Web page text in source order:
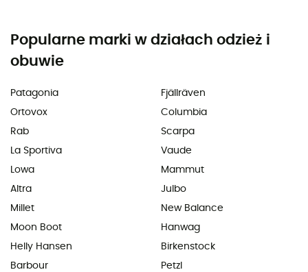
Popularne marki w działach odzież i
obuwie
Patagonia
Ortovox
Rab
La Sportiva
Lowa
Altra
Millet
Moon Boot
Helly Hansen
Barbour
Fjällräven
Columbia
Scarpa
Vaude
Mammut
Julbo
New Balance
Hanwag
Birkenstock
Petzl